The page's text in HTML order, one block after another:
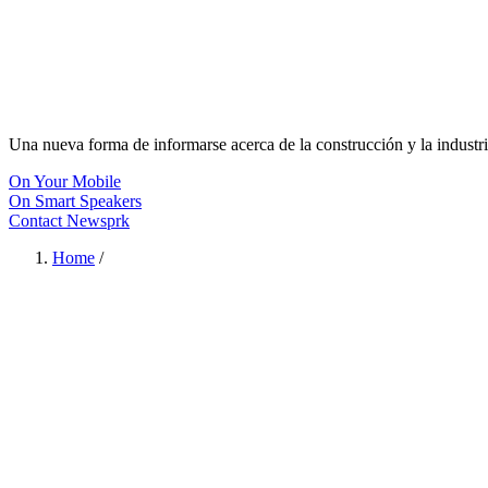
Una nueva forma de informarse acerca de la construcción y la
On Your Mobile
On Smart Speakers
Contact Newsprk
Home /